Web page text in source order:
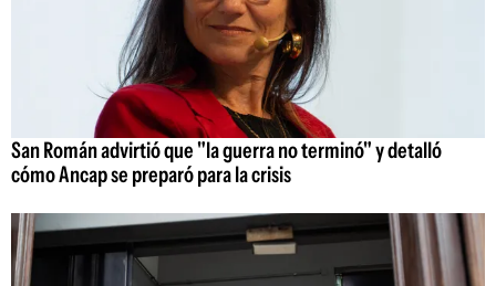
San Román advirtió que "la guerra no terminó" y detalló
cómo Ancap se preparó para la crisis